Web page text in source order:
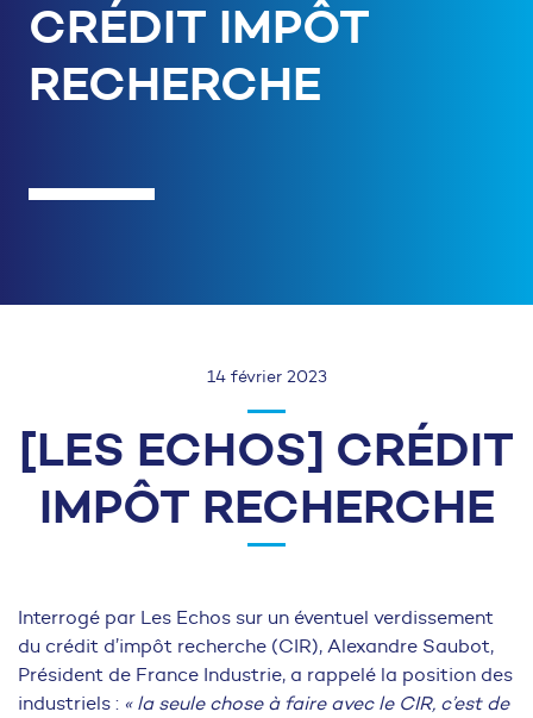
CRÉDIT IMPÔT
RECHERCHE
14 février 2023
[LES ECHOS] CRÉDIT
IMPÔT RECHERCHE
Interrogé par Les Echos sur un éventuel verdissement
du crédit d’impôt recherche (CIR), Alexandre Saubot,
Président de France Industrie, a rappelé la position des
industriels : « la seule chose à faire avec le CIR, c’est de